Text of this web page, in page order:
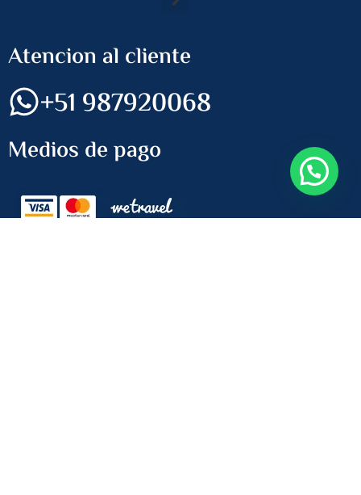
Atencion al cliente
+51 987920068
Medios de pago